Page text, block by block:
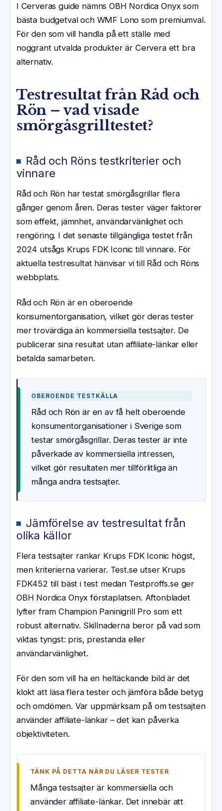
I Cerveras guide nämns OBH Nordica Onyx som
bästa budgetval och WMF Lono som premiumval.
För den som vill handla på ett ställe med
noggrant utvalda produkter är Cervera ett bra
alternativ.
Testresultat från Råd och
Rön – vad visade
smörgåsgrilltestet?
Råd och Röns testkriterier och
vinnare
Råd och Rön har testat smörgåsgrillar flera
gånger genom åren. Deras tester väger faktorer
som effekt, jämnhet, användarvänlighet och
rengöring. I det senaste tillgängliga testet från
2024 utsågs Krups FDK Iconic till vinnare. För
aktuella testresultat hänvisar vi till Råd och Röns
webbplats.
Råd och Rön är en oberoende
konsumentorganisation, vilket gör deras tester
mer trovärdiga än kommersiella testsajter. De
publicerar sina resultat utan affiliate-länkar eller
betalda samarbeten.
OBEROENDE TESTKÄLLA
Råd och Rön är en av få helt oberoende
konsumentorganisationer i Sverige som
testar smörgåsgrillar. Deras tester är inte
påverkade av kommersiella intressen,
vilket gör resultaten mer tillförlitliga än
många andra testsajter.
Jämförelse av testresultat från
olika källor
Flera testsajter rankar Krups FDK Iconic högst,
men kriterierna varierar. Test.se utser Krups
FDK452 till bäst i test medan Testproffs.se ger
OBH Nordica Onyx förstaplatsen. Aftonbladet
lyfter fram Champion Paninigrill Pro som ett
robust alternativ. Skillnaderna beror på vad som
viktas tyngst: pris, prestanda eller
användarvänlighet.
För den som vill ha en heltäckande bild är det
klokt att läsa flera tester och jämföra både betyg
och omdömen. Var uppmärksam på om testsajten
använder affiliate-länkar – det kan påverka
objektiviteten.
TÄNK PÅ DETTA NÄR DU LÄSER TESTER
Många testsajter är kommersiella och
använder affiliate-länkar. Det innebär att